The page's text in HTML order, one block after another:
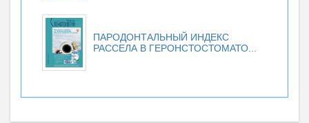
ПАРОДОНТАЛЬНЫЙ ИНДЕКС
РАССЕЛА В ГЕРОНСТОСТОМАТО...